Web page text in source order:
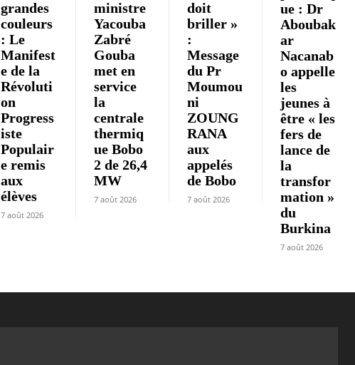
grandes
couleurs
: Le
Manifest
e de la
Révoluti
on
Progress
iste
Populair
e remis
aux
élèves
7 août 2026
ministre
Yacouba
Zabré
Gouba
met en
service
la
centrale
thermiq
ue Bobo
2 de 26,4
MW
7 août 2026
doit
briller »
:
Message
du Pr
Moumou
ni
ZOUNG
RANA
aux
appelés
de Bobo
7 août 2026
ue : Dr
Aboubak
ar
Nacanab
o appelle
les
jeunes à
être « les
fers de
lance de
la
transfor
mation »
du
Burkina
7 août 2026